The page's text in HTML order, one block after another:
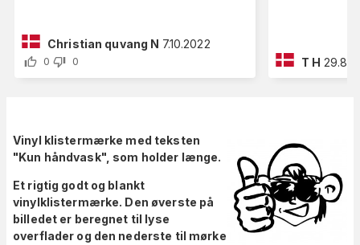
Christian quvang N 7.10.2022
0 0 T H
Vinyl klistermærke med teksten
"Kun håndvask", som holder længe.
Et rigtig godt og blankt
vinylklistermærke. Den øverste på
billedet er beregnet til lyse
overflader og den nederste til mørke